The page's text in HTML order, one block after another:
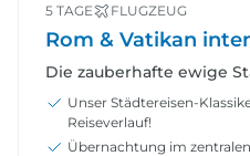
5 TAGE FLUGZEUG
Rom & Vatikan
Die zauberhafte ewige
Unser Städtereisen-
Reiseverlauf!
Übernachtung im